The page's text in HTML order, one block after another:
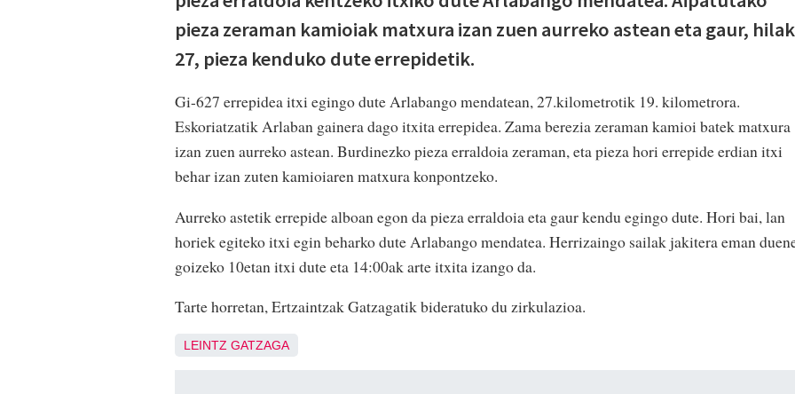
pieza zeraman kamioiak matxura izan zuen aurreko astean eta gaur, hilak
27, pieza kenduko dute errepidetik.
Gi-627 errepidea itxi egingo dute Arlabango mendatean, 27.kilometrotik 19. kilometrora.
Eskoriatzatik Arlaban gainera dago itxita errepidea. Zama berezia zeraman kamioi batek matxura
izan zuen aurreko astean. Burdinezko pieza erraldoia zeraman, eta pieza hori errepide erdian itxi
behar izan zuten kamioiaren matxura konpontzeko.
Aurreko astetik errepide alboan egon da pieza erraldoia eta gaur kendu egingo dute. Hori bai, lan
horiek egiteko itxi egin beharko dute Arlabango mendatea. Herrizaingo sailak jakitera eman
goizeko 10etan itxi dute eta 14:00ak arte itxita izango da.
Tarte horretan, Ertzaintzak Gatzagatik bideratuko du zirkulazioa.
LEINTZ GATZAGA